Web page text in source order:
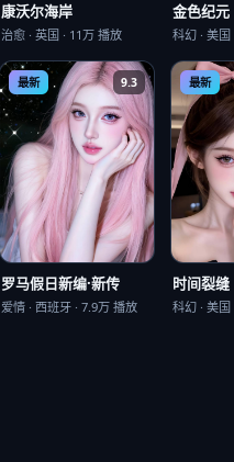
康沃尔海岸
治愈· 英国 · 11万播放
金色纪元
科幻 ·美国
最新 9.3
罗马假日新编·新传
爱情· 西班牙· 7.9万播放
最新
时间裂缝
科幻 ·美国